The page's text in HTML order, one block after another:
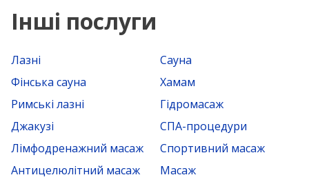
Інші послуги
Лазні
Сауна
Фінська сауна
Хамам
Римські лазні
Гідромасаж
Джакузі
СПА-процедури
Лімфодренажний масаж
Спортивний масаж
Антицелюлітний масаж
Масаж